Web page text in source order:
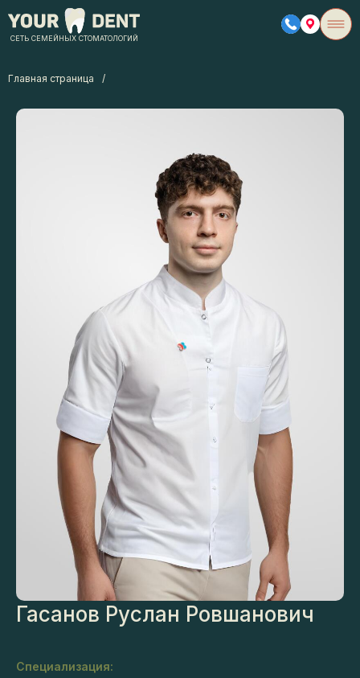
СЕТЬ СЕМЕЙНЫХ СТОМАТОЛОГИЙ
Главная страница /
Гасанов Руслан Ровшанович
Специализация: